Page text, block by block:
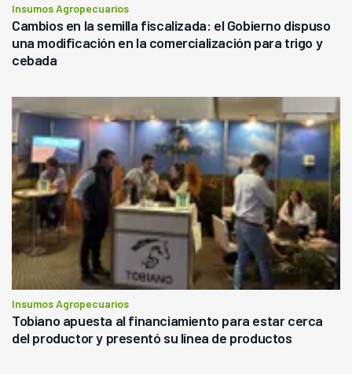
Insumos Agropecuarios
Cambios en la semilla fiscalizada: el Gobierno dispuso
una modificación en la comercialización para trigo y
cebada
Insumos Agropecuarios
Tobiano apuesta al financiamiento para estar cerca
del productor y presentó su línea de productos